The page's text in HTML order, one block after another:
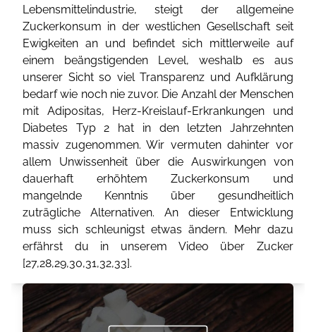
Lebensmittelindustrie, steigt der allgemeine
Zuckerkonsum in der westlichen Gesellschaft seit
Ewigkeiten an und befindet sich mittlerweile auf
einem beängstigenden Level, weshalb es aus
unserer Sicht so viel Transparenz und Aufklärung
bedarf wie noch nie zuvor. Die Anzahl der Menschen
mit Adipositas, Herz-Kreislauf-Erkrankungen und
Diabetes Typ 2 hat in den letzten Jahrzehnten
massiv zugenommen. Wir vermuten dahinter vor
allem Unwissenheit über die Auswirkungen von
dauerhaft erhöhtem Zuckerkonsum und
mangelnde Kenntnis über gesundheitlich
zuträgliche Alternativen. An dieser Entwicklung
muss sich schleunigst etwas ändern. Mehr dazu
erfährst du in unserem Video über Zucker
[27,28,29,30,31,32,33].